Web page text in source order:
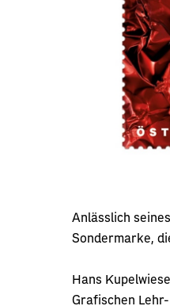
Anlässlich
Sondermarke,
Hans
Grafischen